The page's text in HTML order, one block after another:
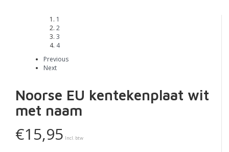
1
2
3
4
Previous
Next
Noorse EU kentekenplaat wit
met naam
€15,95 Incl. btw